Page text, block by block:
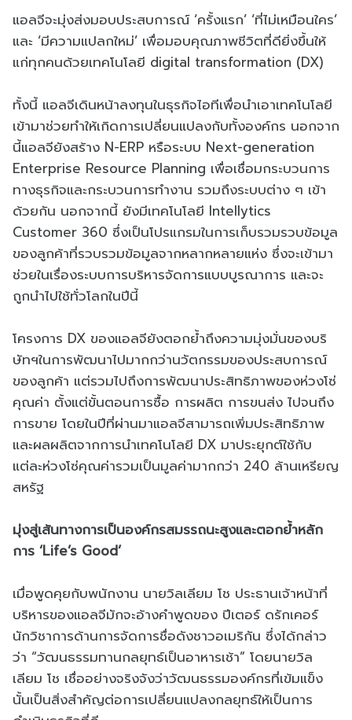
แอลจีจะมุ่งส่งมอบประสบการณ์ ‘ครั้งแรก’ ‘ที่ไม่เหมือนใคร’
และ ‘มีความแปลกใหม่’ เพื่อมอบคุณภาพชีวิตที่ดียิ่งขึ้นให้
แก่ทุกคนด้วยเทคโนโลยี digital transformation (DX)
ทั้งนี้ แอลจีเดินหน้าลงทุนในธุรกิจไอทีเพื่อนำเอาเทคโนโลยี
เข้ามาช่วยทำให้เกิดการเปลี่ยนแปลงกับทั้งองค์กร นอกจาก
นี้แอลจียังสร้าง N-ERP หรือระบบ Next-generation
Enterprise Resource Planning เพื่อเชื่อมกระบวนการ
ทางธุรกิจและกระบวนการทำงาน รวมถึงระบบต่าง ๆ เข้า
ด้วยกัน นอกจากนี้ ยังมีเทคโนโลยี Intellytics
Customer 360 ซึ่งเป็นโปรแกรมในการเก็บรวมรวบข้อมูล
ของลูกค้าที่รวบรวมข้อมูลจากหลากหลายแห่ง ซึ่งจะเข้ามา
ช่วยในเรื่องระบบการบริหารจัดการแบบบูรณาการ และจะ
ถูกนำไปใช้ทั่วโลกในปีนี้
โครงการ DX ของแอลจียังตอกย้ำถึงความมุ่งมั่นของบริ
ษัทฯในการพัฒนาไปมากกว่านวัตกรรมของประสบการณ์
ของลูกค้า แต่รวมไปถึงการพัฒนาประสิทธิภาพของห่วงโซ่
คุณค่า ตั้งแต่ขั้นตอนการซื้อ การผลิต การขนส่ง ไปจนถึง
การขาย โดยในปีที่ผ่านมาแอลจีสามารถเพิ่มประสิทธิภาพ
และผลผลิตจากการนำเทคโนโลยี DX มาประยุกต์ใช้กับ
แต่ละห่วงโซ่คุณค่ารวมเป็นมูลค่ามากกว่า 240 ล้านเหรียญ
สหรัฐ
มุ่งสู่เส้นทางการเป็นองค์กรสมรรถนะสูงและตอกย้ำหลัก
การ ‘Life’s Good’
เมื่อพูดคุยกับพนักงาน นายวิลเลียม โช ประธานเจ้าหน้าที่
บริหารของแอลจีมักจะอ้างคำพูดของ ปีเตอร์ ดรักเคอร์
นักวิชาการด้านการจัดการชื่อดังชาวอเมริกัน ซึ่งได้กล่าว
ว่า “วัฒนธรรมทานกลยุทธ์เป็นอาหารเช้า” โดยนายวิล
เลียม โช เชื่ออย่างจริงจังว่าวัฒนธรรมองค์กรที่เข้มแข็ง
นั้นเป็นสิ่งสำคัญต่อการเปลี่ยนแปลงกลยุทธ์ให้เป็นการ